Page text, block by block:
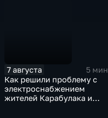
7 августа
5 мин
Как решили проблему с
электроснабжением
жителей Карабулака и